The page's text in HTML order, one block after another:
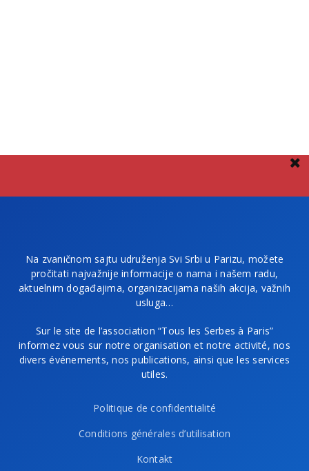
Na zvaničnom sajtu udruženja Svi Srbi u Parizu, možete
pročitati najvažnije informacije o nama i našem radu,
aktuelnim događajima, organizacijama naših akcija, važnih
usluga…
Sur le site de l’association “Tous les Serbes à Paris”
informez vous sur notre organisation et notre activité, nos
divers événements, nos publications, ainsi que les services
utiles.
Politique de confidentialité
Conditions générales d’utilisation
Kontakt